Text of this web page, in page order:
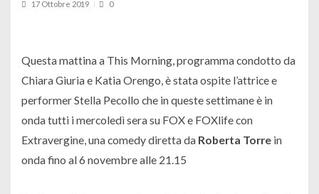
17 Ottobre 2019 0
Questa mattina a This Morning, programma condotto da
Chiara Giuria e Katia Orengo, è stata ospite l’attrice e
performer Stella Pecollo che in queste settimane è in
onda tutti i mercoledì sera su FOX e FOXlife con
Extravergine, una comedy diretta da Roberta Torre in
onda fino al 6 novembre alle 21.15